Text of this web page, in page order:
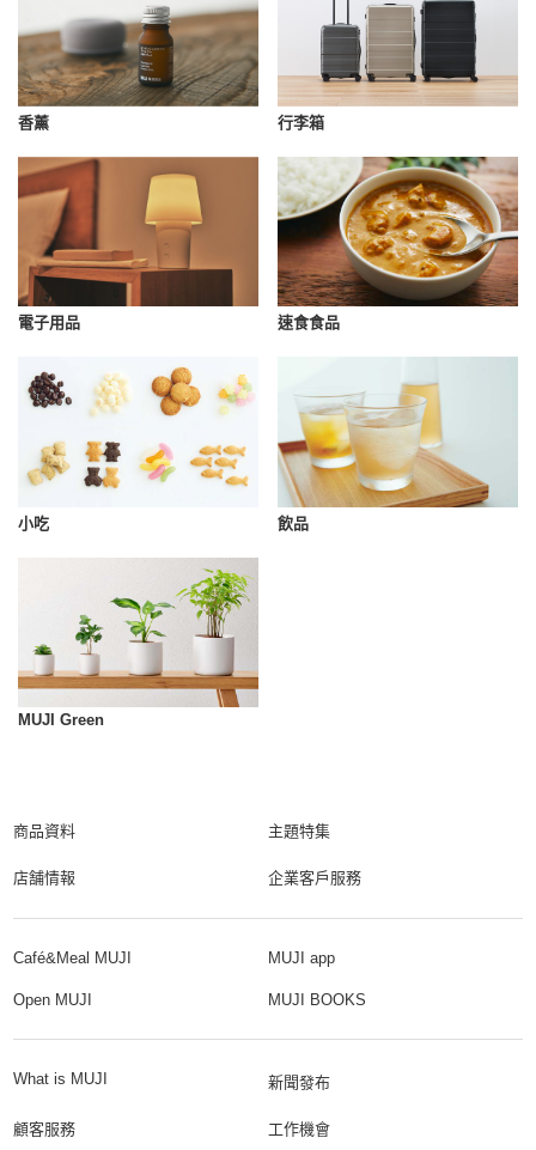
香薰 行李箱
電子用品 速食食品
小吃 飲品
MUJI Green
商品資料 主題特集
店舗情報 企業客戶服務
Café&Meal MUJI MUJI app
Open MUJI MUJI BOOKS
What is MUJI 新聞發布
顧客服務 工作機會